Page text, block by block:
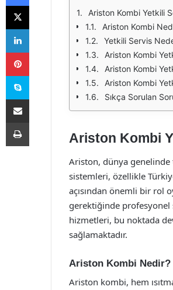
Ariston Kombi Yetkili
Ariston Kombi
Yetkili Servis
Ariston Kombi
Ariston Kombi
Ariston Kombi
Sıkça Sorulan
Ariston Kombi
Ariston, dünya genelinde
sistemleri, özellikle
açısından önemli bir rol
gerektiğinde
hizmetleri, bu noktada
sağlamaktadır.
Ariston Kombi Nedir?
Ariston kombi, hem
X
LinkedIn
Pinterest
Skype
E-Posta ile paylaş